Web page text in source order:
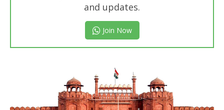
and updates.
Join Now